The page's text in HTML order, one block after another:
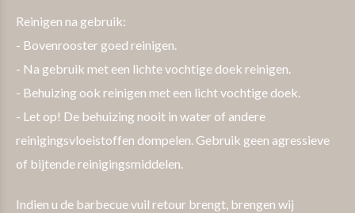
Reinigen na gebruik:
- Bovenrooster goed reinigen.
- Na gebruik met een lichte vochtige doek reinigen.
- Behuizing ook reinigen met een licht vochtige doek.
- Let op! De behuizing nooit in water of andere
reinigingsvloeistoffen dompelen. Gebruik geen agressieve
of bijtende reinigingsmiddelen.
Indien u de barbecue vuil retour brengt, brengen wij